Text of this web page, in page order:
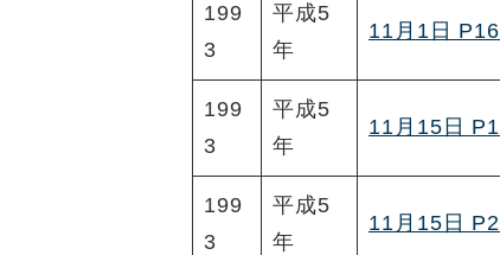
199
3
平成5
年
11月1日 P16
199
3
平成5
年
11月15日 P1
199
3
平成5
年
11月15日 P2